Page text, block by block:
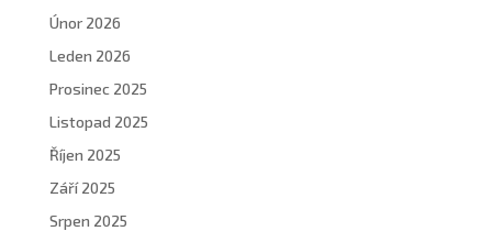
Únor 2026
Leden 2026
Prosinec 2025
Listopad 2025
Říjen 2025
Září 2025
Srpen 2025